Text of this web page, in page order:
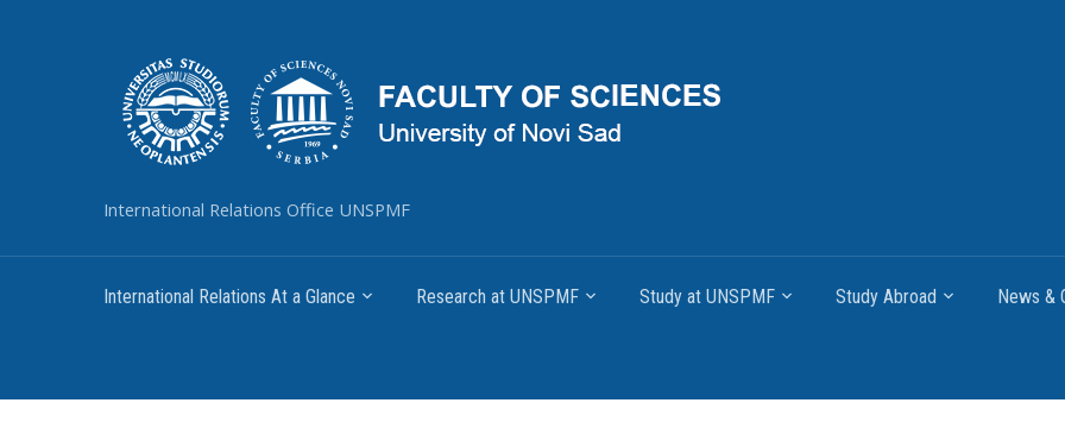
International Relations Office UNSPMF
International Relations At a Glance Research at UNSPMF Study at UNSPMF Study Abroad News &